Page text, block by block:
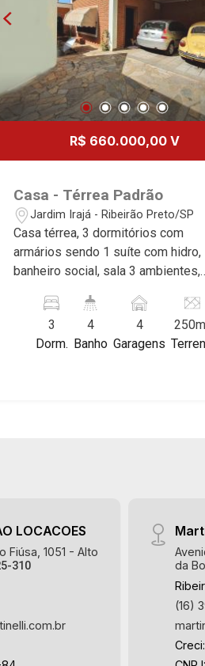
somos especialistas na venda e
locação de casas e terrenos
residenciais e comerciais nos
mais desejados da Zona Sul,
reconhecidos por sua segurança,
infraestrutura e qualidade de vida
maior prestígio da região, como: Alto da
Olhos D`Água, Vila do Golfe, City
Ribeirão, Jardim Canadá, Guaporé,
do Sul, Jardim Nova Aliança,
Higienópolis, Sumaré, Jardim
Alto do Ipê, Jardim Irajá, Royal Park,
Jardim Califórnia, Quinta da
Bonfim Paulista, Vila Seixas, Jardim
Paulista, Jardim Paulistano,
Ribeirânia, Nova Ribeirânia, Jardim
R$ 660.000,00 V
Casa - Térrea Padrão
Jardim Irajá - Ribeirão Preto/SP
Casa térrea, 3 dormitórios com
armários sendo 1 suíte com hidro,
banheiro social, sala 3 ambientes,
serviço, dependência de
quintal, corredor lateral, 4 vagas
2 cobertas, excelente localização,
3
Dorm.
4
Banho
4
Garagens
LOCACOES
Fiúsa, 1051 - Alto
310
da
(16)